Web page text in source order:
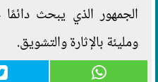
الجمهور الذي يبحث
ومليئة بالإثارة والتشويق.